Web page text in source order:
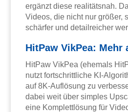
ergänzt diese realitätsnah.
Videos, die nicht nur größer,
schärfer und detailreicher
HitPaw VikPea: Mehr
HitPaw VikPea (ehemals
nutzt fortschrittliche KI-
auf 8K-Auflösung zu
dabei weit über simples
eine Komplettlösung für